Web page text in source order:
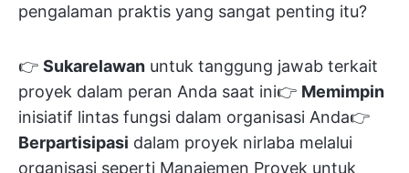
pengalaman praktis yang sangat penting itu?
👉 Sukarelawan untuk tanggung jawab terkait
proyek dalam peran Anda saat ini👉 Memimpin
inisiatif lintas fungsi dalam organisasi Anda👉
Berpartisipasi dalam proyek nirlaba melalui
organisasi seperti Manajemen Proyek untuk